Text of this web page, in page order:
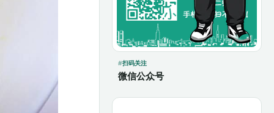
扫码关注
微信公众号